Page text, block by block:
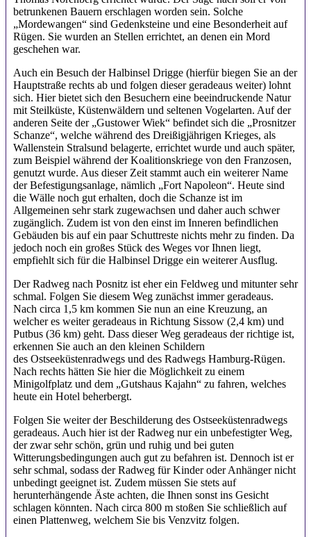
betrunkenen Bauern erschlagen worden sein. Solche
„Mordewangen“ sind Gedenksteine und eine Besonderheit auf
Rügen. Sie wurden an Stellen errichtet, an denen ein Mord
geschehen war.
Auch ein Besuch der Halbinsel Drigge (hierfür biegen Sie an der
Hauptstraße rechts ab und folgen dieser geradeaus weiter) lohnt
sich. Hier bietet sich den Besuchern eine beeindruckende Natur
mit Steilküste, Küstenwäldern und seltenen Vogelarten. Auf der
anderen Seite der „Gustower Wiek“ befindet sich die „Prosnitzer
Schanze“, welche während des Dreißigjährigen Krieges, als
Wallenstein Stralsund belagerte, errichtet wurde und auch später,
zum Beispiel während der Koalitionskriege von den Franzosen,
genutzt wurde. Aus dieser Zeit stammt auch ein weiterer Name
der Befestigungsanlage, nämlich „Fort Napoleon“. Heute sind
die Wälle noch gut erhalten, doch die Schanze ist im
Allgemeinen sehr stark zugewachsen und daher auch schwer
zugänglich. Zudem ist von den einst im Inneren befindlichen
Gebäuden bis auf ein paar Schuttreste nichts mehr zu finden. Da
jedoch noch ein großes Stück des Weges vor Ihnen liegt,
empfiehlt sich für die Halbinsel Drigge ein weiterer Ausflug.
Der Radweg nach Posnitz ist eher ein Feldweg und mitunter sehr
schmal. Folgen Sie diesem Weg zunächst immer geradeaus.
Nach circa 1,5 km kommen Sie nun an eine Kreuzung, an
welcher es weiter geradeaus in Richtung Sissow (2,4 km) und
Putbus (36 km) geht. Dass dieser Weg geradeaus der richtige ist,
erkennen Sie auch an den kleinen Schildern
des Ostseeküstenradwegs und des Radwegs Hamburg-Rügen.
Nach rechts hätten Sie hier die Möglichkeit zu einem
Minigolfplatz und dem „Gutshaus Kajahn“ zu fahren, welches
heute ein Hotel beherbergt.
Folgen Sie weiter der Beschilderung des Ostseeküstenradwegs
geradeaus. Auch hier ist der Radweg nur ein unbefestigter Weg,
der zwar sehr schön, grün und ruhig und bei guten
Witterungsbedingungen auch gut zu befahren ist. Dennoch ist er
sehr schmal, sodass der Radweg für Kinder oder Anhänger nicht
unbedingt geeignet ist. Zudem müssen Sie stets auf
herunterhängende Äste achten, die Ihnen sonst ins Gesicht
schlagen könnten. Nach circa 800 m stoßen Sie schließlich auf
einen Plattenweg, welchem Sie bis Venzvitz folgen.